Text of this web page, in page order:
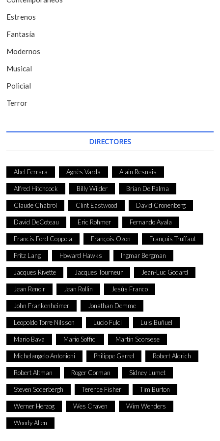
n
t
r
a
d
a
s
Estrenos
Fantasía
Modernos
Musical
Policial
Terror
DIRECTORES
Abel Ferrara Agnès Varda Alain Resnais
Alfred Hitchcock Billy Wilder Brian De Palma
Claude Chabrol Clint Eastwood David Cronenberg
David DeCoteau Eric Rohmer Fernando Ayala
Francis Ford Coppola François Ozon François Truffaut
Fritz Lang Howard Hawks Ingmar Bergman
Jacques Rivette Jacques Tourneur Jean-Luc Godard
Jean Renoir Jean Rollin Jesús Franco
John Frankenheimer Jonathan Demme
Leopoldo Torre Nilsson Lucio Fulci Luis Buñuel
Mario Bava Mario Soffici Martin Scorsese
Michelangelo Antonioni Philippe Garrel Robert Aldrich
Robert Altman Roger Corman Sidney Lumet
Steven Soderbergh Terence Fisher Tim Burton
Werner Herzog Wes Craven Wim Wenders
Woody Allen